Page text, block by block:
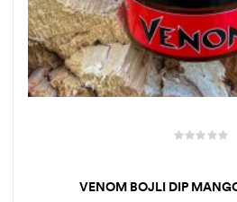
VENOM BOJLI DIP